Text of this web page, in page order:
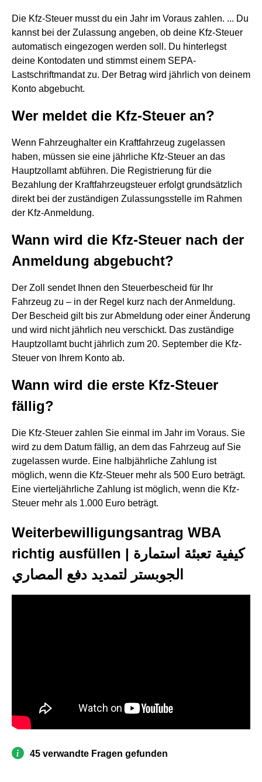
Die Kfz-Steuer musst du ein Jahr im Voraus zahlen. ... Du
kannst bei der Zulassung angeben, ob deine Kfz-Steuer
automatisch eingezogen werden soll. Du hinterlegst
deine Kontodaten und stimmst einem SEPA-
Lastschriftmandat zu. Der Betrag wird jährlich von deinem
Konto abgebucht.
Wer meldet die Kfz-Steuer an?
Wenn Fahrzeughalter ein Kraftfahrzeug zugelassen
haben, müssen sie eine jährliche Kfz-Steuer an das
Hauptzollamt abführen. Die Registrierung für die
Bezahlung der Kraftfahrzeugsteuer erfolgt grundsätzlich
direkt bei der zuständigen Zulassungsstelle im Rahmen
der Kfz-Anmeldung.
Wann wird die Kfz-Steuer nach der
Anmeldung abgebucht?
Der Zoll sendet Ihnen den Steuerbescheid für Ihr
Fahrzeug zu – in der Regel kurz nach der Anmeldung.
Der Bescheid gilt bis zur Abmeldung oder einer Änderung
und wird nicht jährlich neu verschickt. Das zuständige
Hauptzollamt bucht jährlich zum 20. September die Kfz-
Steuer von Ihrem Konto ab.
Wann wird die erste Kfz-Steuer
fällig?
Die Kfz-Steuer zahlen Sie einmal im Jahr im Voraus. Sie
wird zu dem Datum fällig, an dem das Fahrzeug auf Sie
zugelassen wurde. Eine halbjährliche Zahlung ist
möglich, wenn die Kfz-Steuer mehr als 500 Euro beträgt.
Eine vierteljährliche Zahlung ist möglich, wenn die Kfz-
Steuer mehr als 1.000 Euro beträgt.
Weiterbewilligungsantrag WBA
richtig ausfüllen | كيفية تعبئة استمارة
الجوبستر لتمديد دفع المصاري
45 verwandte Fragen gefunden